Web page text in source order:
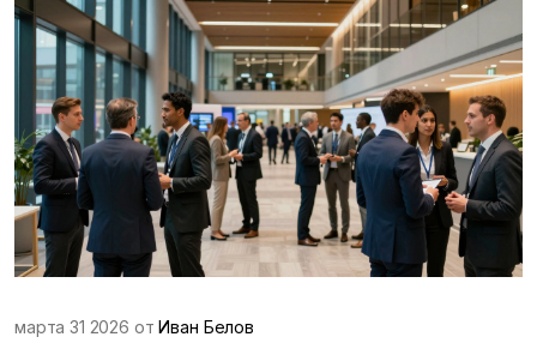
марта 31 2026 отИван Белов